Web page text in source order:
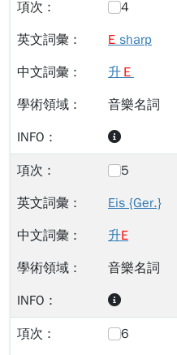
4
E sharp
升 Ｅ
音樂名詞
5
Eis {Ger.}
升E
音樂名詞
6